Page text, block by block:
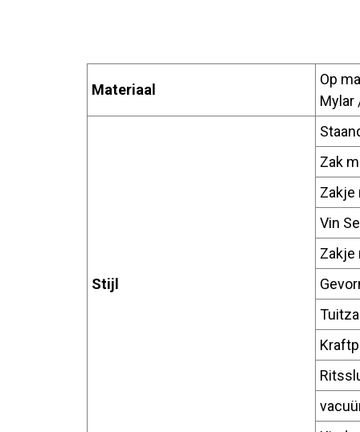
Materiaal
Op
Mylar
Stijl
Zak
Zakje
Vin
Zakje